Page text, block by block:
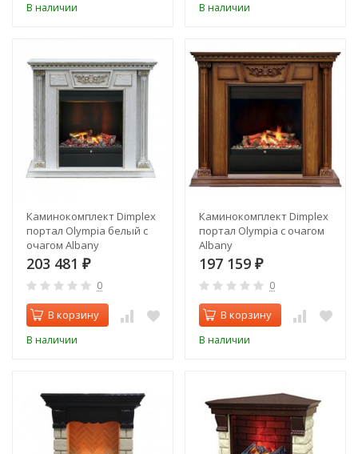
В наличии В наличии
Каминокомплект Dimplex
портал Olympia белый с
очагом Albany
203 481 ₽
0
В корзину
В наличии
Каминокомплект Dimplex
портал Olympia с очагом
Albany
197 159 ₽
0
В корзину
В наличии